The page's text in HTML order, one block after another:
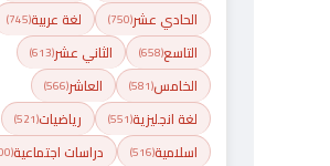
الحادي عشر(750) لغة عربية(745)
التاسع(658) الثاني عشر(613)
الخامس(581) العاشر(566)
لغة انجليزية(551) رياضيات(521)
اسلامية(516) دراسات اجتماعية(500)